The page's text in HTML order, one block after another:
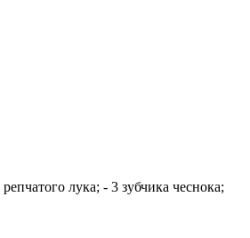
лука; - 3 зубчика чеснока;